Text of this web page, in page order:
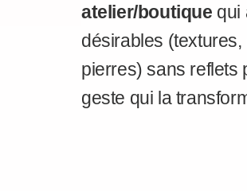
atelier/boutique qui
désirables
pierres) sans reflets
geste qui la